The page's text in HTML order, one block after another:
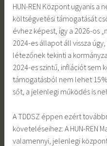
HUN-REN Központ ugyanis
költségvetési támogatását
évhez képest, így a 2026-os
2024-es állapot áll vissza
létezőnek tekinti a
2024-es szintű, inflációt
támogatásból nem lehet
sőt, a jelenlegi működés is
A TDDSZ éppen ezért
követeléseihez: A HUN-REN
valamennyi, jelenlegi